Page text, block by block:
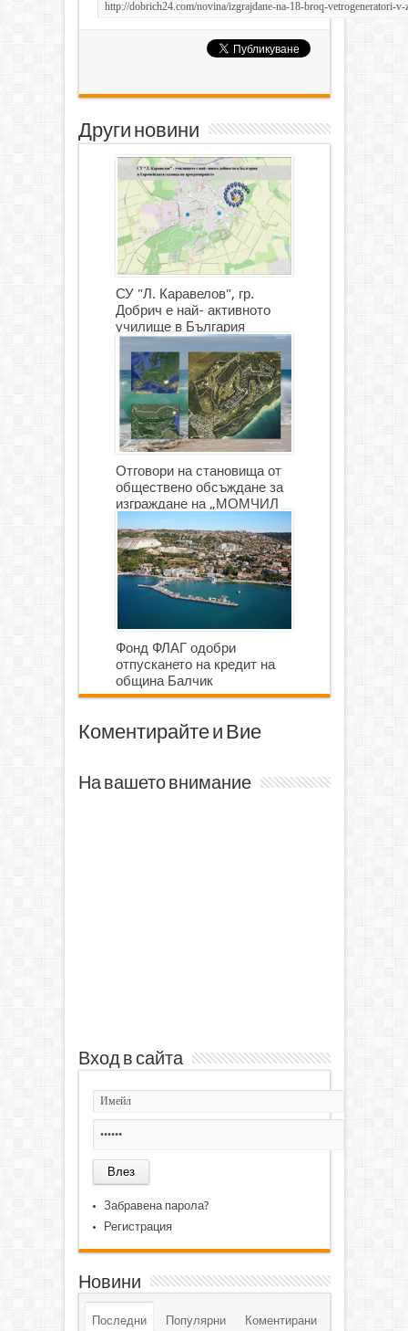
Други новини
СУ "Л. Каравелов", гр.
Добрич е най- активното
училище в България
Отговори на становища от
обществено обсъждане за
изграждане на „МОМЧИЛ
ГОЛФ И ГОЛФ ИГРИЩЕ”
Фонд ФЛАГ одобри
отпускането на кредит на
община Балчик
Коментирайте и Вие
На вашето внимание
Вход в сайта
Забравена парола?
Регистрация
Новини
Последни Популярни Коментирани